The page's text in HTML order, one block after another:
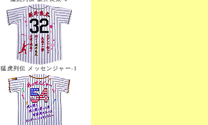
猛虎列伝 メッセンジャー-1